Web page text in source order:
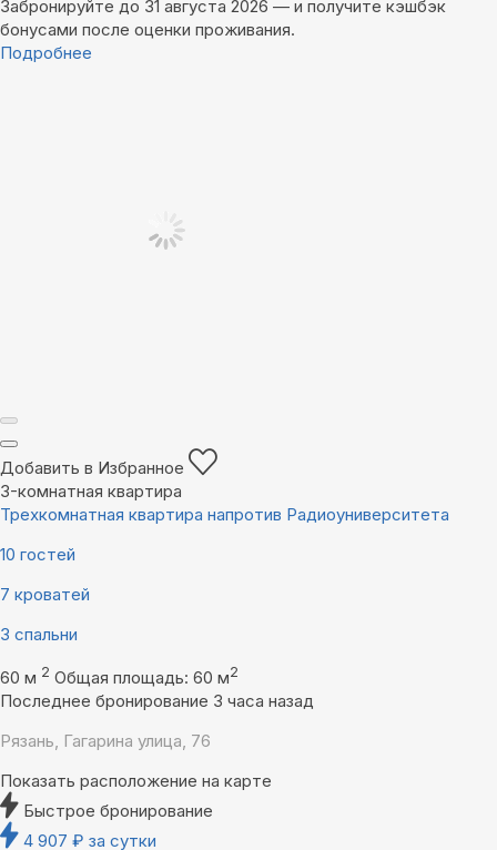
Забронируйте до 31 августа 2026 — и получите кэшбэк
бонусами после оценки проживания.
Подробнее
Добавить в Избранное
3-комнатная квартира
Трехкомнатная квартира напротив Радиоуниверситета
10 гостей
7 кроватей
3 спальни
60 м 2 Общая площадь: 60 м2
Последнее бронирование 3 часа назад
Рязань, Гагарина улица, 76
Показать расположение на карте
Быстрое бронирование
4 907 ₽ за сутки